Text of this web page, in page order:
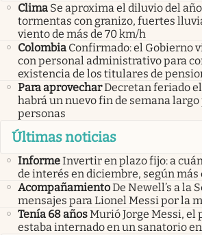
Clima Se aproxima el diluvio del
tormentas con granizo, fuertes
viento de más de 70 km/h
Colombia Confirmado: el Gobierno
con personal administrativo para
existencia de los titulares de
Para aprovecharDecretan feriado
habrá un nuevo fin de semana largo
personas
Últimas noticias
InformeInvertir en plazo fijo: a
de interés en diciembre, según más
AcompañamientoDe Newell’s a la
mensajes para Lionel Messi por la
Tenía 68 añosMurió Jorge Messi, el
estaba internado en un sanatorio